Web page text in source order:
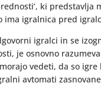
ki predstavlja
ima igralnica pred
igralci in se
je osnovno
vedeti, da so igre
avtomati